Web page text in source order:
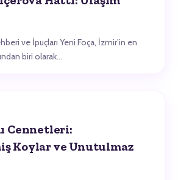
ve İpuçları Yeni Foça, İzmir’in en
biri olarak…
Cennetleri:
Koylar ve Unutulmaz